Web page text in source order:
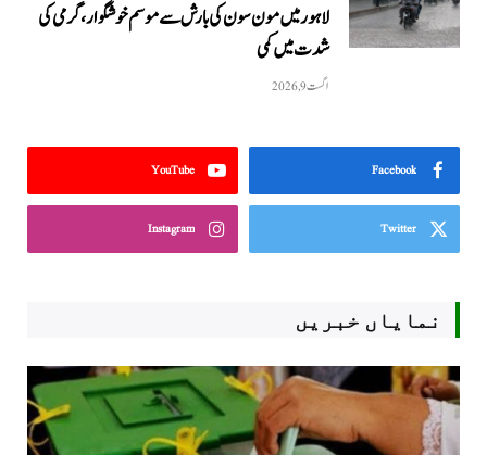
لاہور میں مون سون کی بارش سے موسم خوشگوار، گرمی کی
شدت میں کمی
اگست 9, 2026
Facebook
YouTube
Twitter
Instagram
نمایاں خبریں